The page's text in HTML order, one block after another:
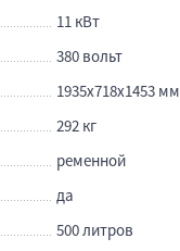
11 кВт
380 вольт
1935x718x1453 мм
292 кг
ременной
да
500 литров